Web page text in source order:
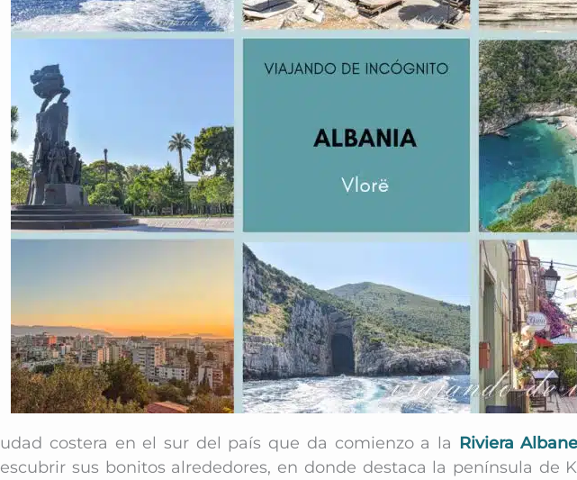
costera en el sur del país que da comienzo a la Riviera
sus bonitos alrededores, en donde destaca la península de